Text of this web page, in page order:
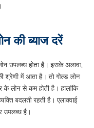
की ब्याज दरें
उपलब्ध होता है। इसके अलावा,
श्रेणी में आता है। तो गोल्ड लोन
के लोन से कम होती है। हालांकि
बदलती रहती है। एलाक्वाई
उपलब्ध है।